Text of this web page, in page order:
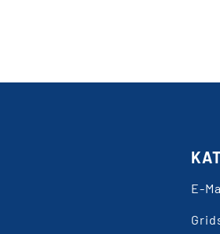
E-